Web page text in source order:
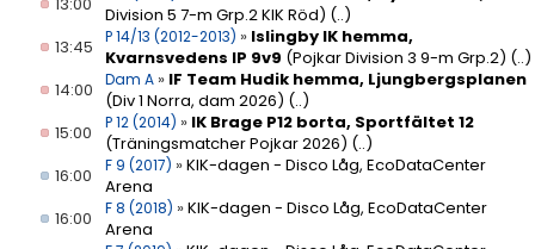
Division 5 7-m Grp.2 KIK Röd) (..)
13:45
P 14/13 (2012-2013) » Islingby IK hemma,
Kvarnsvedens IP 9v9 (Pojkar Division 3 9-m Grp.2) (..)
14:00
Dam A » IF Team Hudik hemma, Ljungbergsplanen
(Div 1 Norra, dam 2026) (..)
15:00
P 12 (2014) » IK Brage P12 borta, Sportfältet 12
(Träningsmatcher Pojkar 2026) (..)
16:00
F 9 (2017) »KIK-dagen - Disco Låg, EcoDataCenter
Arena
16:00
F 8 (2018) »KIK-dagen - Disco Låg, EcoDataCenter
Arena